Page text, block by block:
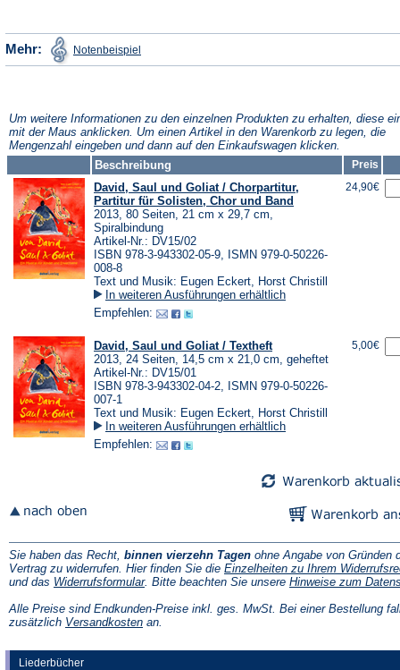
Liederbücher
Mehr: Notenbeispiel in
einem
Um weitere Informationen zu den einzelnen Produkten zu erhalten, diese
mit der Maus anklicken. Um einen Artikel in den Warenkorb zu legen, die
Mengenzahl eingeben und dann auf den Einkaufswagen klicken.
Beschreibung
Preis
David, Saul und Goliat / Chorpartitur,
Partitur für Solisten, Chor und Band
2013, 80 Seiten, 21 cm x 29,7 cm,
Spiralbindung
Artikel-Nr.: DV15/02
ISBN 978-3-943302-05-9, ISMN 979-0-50226-
008-8
Text und Musik: Eugen Eckert, Horst Christill
In weiteren Ausführungen erhältlich
Empfehlen:
24,90€
David, Saul und Goliat / Textheft
2013, 24 Seiten, 14,5 cm x 21,0 cm, geheftet
Artikel-Nr.: DV15/01
ISBN 978-3-943302-04-2, ISMN 979-0-50226-
007-1
Text und Musik: Eugen Eckert, Horst Christill
In weiteren Ausführungen erhältlich
Empfehlen:
5,00€
Sie haben das Recht, binnen vierzehn Tagen ohne Angabe von Gründen
Vertrag zu widerrufen. Hier finden Sie die Einzelheiten zu Ihrem
und das Widerrufsformular(Öffnet
einem
neuen
. Bitte beachten Sie unsere Hinweise zum
Alle Preise sind Endkunden-Preise inkl. ges. MwSt. Bei einer Bestellung
zusätzlich Versandkosten(Öffnet
an.